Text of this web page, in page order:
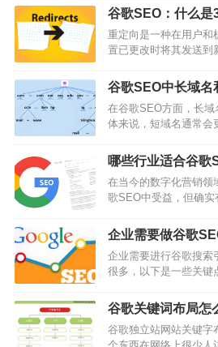
以帮助企业在竞争激烈
知名度和客户粘性。本
业讲解如何做好谷歌
词池制造业企业首先要
关键词池的确定需要根
户群体等因素来选择
谷歌SEO：什么是
重定向是一种在用户和
置已更改时将其发送到
置邮件转发。如果有人
USPS将查看他们的邮
住在旧地址。他们会收
位置而不是旧位置。这
户或机器人请求旧位置
置。何时使用重定向？
谷歌SEO中长域名
在谷歌SEO方面，长
体来说，短域名通常会
于提高用户的访问体验
的域名，这在社交媒体
可能容易拼错或难以记
时遇到困难，从而影响
可以使品牌显得更专业
度。长域名：可能显得
哪些行业适合谷歌
在当今的数字化营销领
歌SEO中受益，但确
回报。通常来说B2B行
SEO。因为B2B行业通
量很多，总体来说成交
只要成交一两单就可以
而且B2B成交周期比较
合投资谷歌SEO这种
企业需要做谷歌
企业需要进行谷歌搜索
很多，以下是一些关键
搜索结果中的排名，从
尤其是排在谷歌搜索结
内很多人不信任百度的
谷歌关键词布局怎
谷歌独立站网站关键字